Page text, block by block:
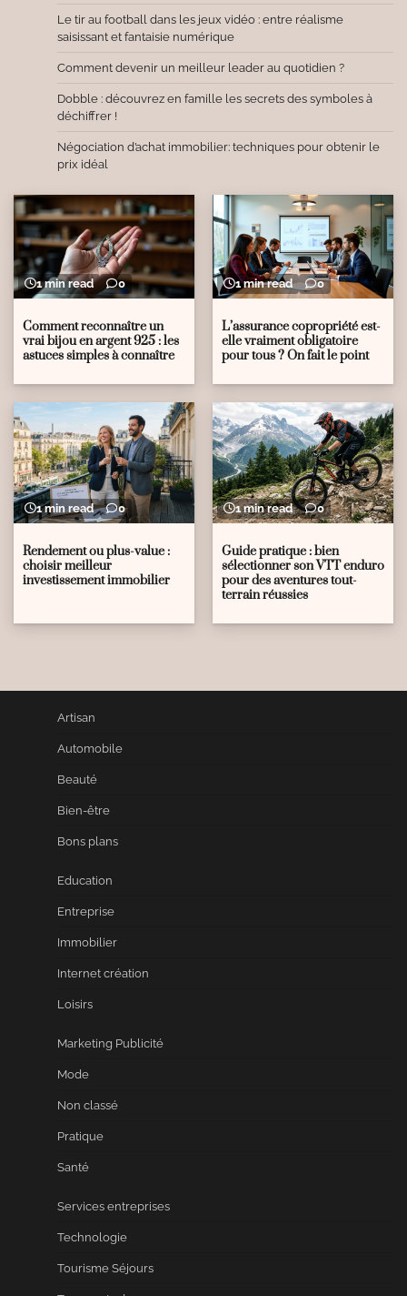
Le tir au football dans les jeux vidéo : entre réalisme
saisissant et fantaisie numérique
Comment devenir un meilleur leader au quotidien ?
Dobble : découvrez en famille les secrets des symboles à
déchiffrer !
Négociation d’achat immobilier: techniques pour obtenir le
prix idéal
1 min read 0
Comment reconnaître un
vrai bijou en argent 925 : les
astuces simples à connaître
1 min read 0
L’assurance copropriété est-
elle vraiment obligatoire
pour tous ? On fait le point
1 min read 0
Rendement ou plus-value :
choisir meilleur
investissement immobilier
1 min read 0
Guide pratique : bien
sélectionner son VTT enduro
pour des aventures tout-
terrain réussies
Artisan
Automobile
Beauté
Bien-être
Bons plans
Education
Entreprise
Immobilier
Internet création
Loisirs
Marketing Publicité
Mode
Non classé
Pratique
Santé
Services entreprises
Technologie
Tourisme Séjours